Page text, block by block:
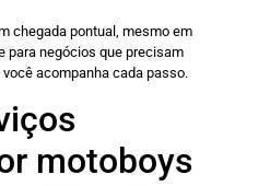
chegada pontual, mesmo em
para negócios que precisam
acompanha cada passo.
motoboys